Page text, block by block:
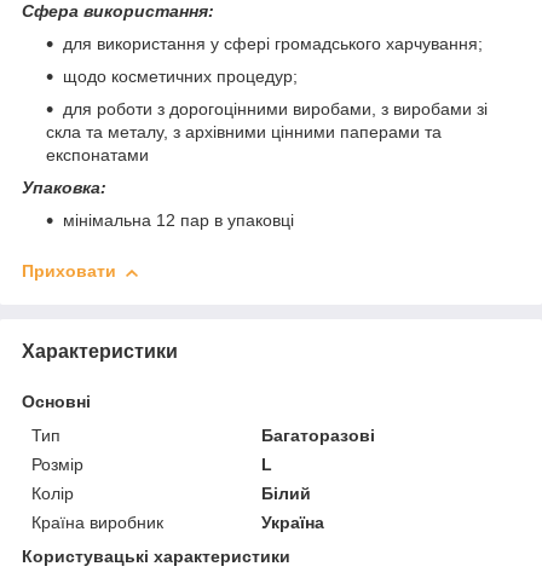
Сфера використання:
для використання у сфері громадського харчування;
щодо косметичних процедур;
для роботи з дорогоцінними виробами, з виробами зі
скла та металу, з архівними цінними паперами та
експонатами
Упаковка:
мінімальна 12 пар в упаковці
Приховати
Характеристики
Основні
Тип
Багаторазові
Розмір
L
Колір
Білий
Країна виробник
Україна
Користувацькі характеристики